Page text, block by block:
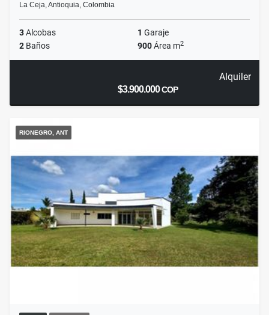
La Ceja, Antioquia, Colombia
3Alcobas 1 Garaje
2 Baños 900Área m2
Alquiler
$3.900.000COP
RIONEGRO, ANT